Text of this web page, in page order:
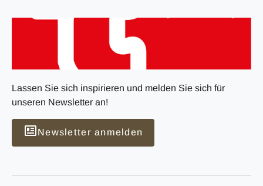
Lassen Sie sich inspirieren und melden Sie sich für
unseren Newsletter an!
Newsletter anmelden